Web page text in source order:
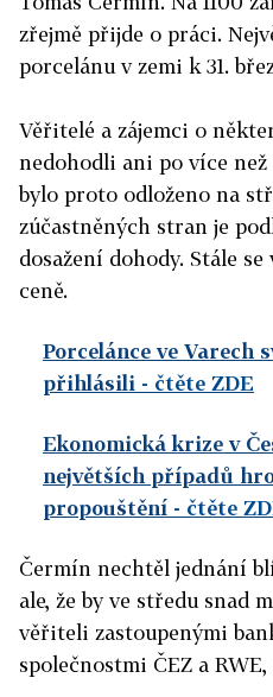
zřejmě přijde o práci.
porcelánu v zemi k 31.
Věřitelé a zájemci o
nedohodli ani po více
bylo proto odloženo na
zúčastněných stran je
dosažení dohody. Stále
ceně.
Porcelánce ve Varech
přihlásili - čtěte ZDE
Ekonomická krize v
největších případů
propouštění - čtěte
Čermín nechtěl jednání
ale, že by ve středu snad
věřiteli zastoupenými
společnostmi ČEZ a